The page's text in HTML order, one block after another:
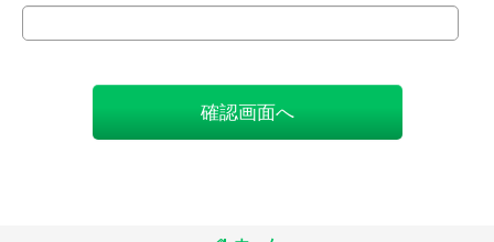
確認画面へ